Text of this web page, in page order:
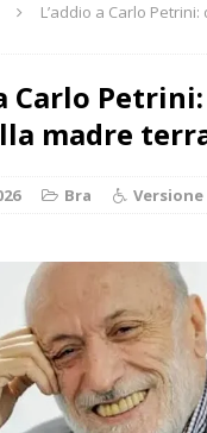
L’addio a Carlo
Carlo
madre
Bra